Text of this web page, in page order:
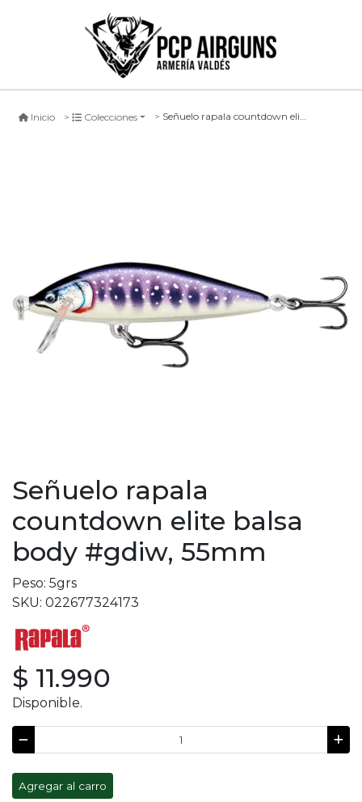
Inicio Colecciones Señuelo rapala countdown elite balsa body #gdiw, 55mm
Señuelo rapala
countdown elite balsa
body #gdiw, 55mm
Peso: 5grs
SKU: 022677324173
$ 11.990
Disponible.
Agregar al carro